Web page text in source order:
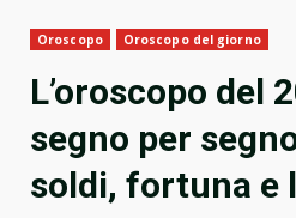
Oroscopo Oroscopo del giorno
L’oroscopo del
segno per
soldi, fortuna e